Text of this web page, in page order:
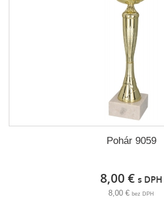
Pohár 9059
8,00 € s DPH
8,00 € bez DPH